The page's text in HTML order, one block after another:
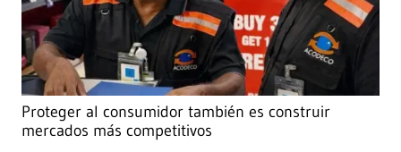
Proteger al consumidor también es construir
mercados más competitivos